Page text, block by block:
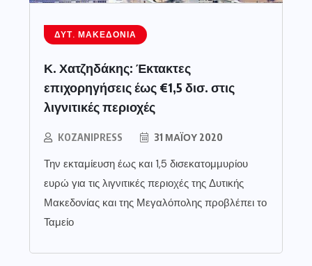
ΔΥΤ. ΜΑΚΕΔΟΝΊΑ
Κ. Χατζηδάκης: Έκτακτες
επιχορηγήσεις έως €1,5 δισ. στις
λιγνιτικές περιοχές
KOZANIPRESS 31 ΜΑΪ́ΟΥ 2020
Την εκταμίευση έως και 1,5 δισεκατομμυρίου
ευρώ για τις λιγνιτικές περιοχές της Δυτικής
Μακεδονίας και της Μεγαλόπολης προβλέπει το
Ταμείο